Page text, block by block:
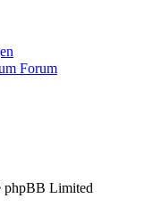
Forum
Limited